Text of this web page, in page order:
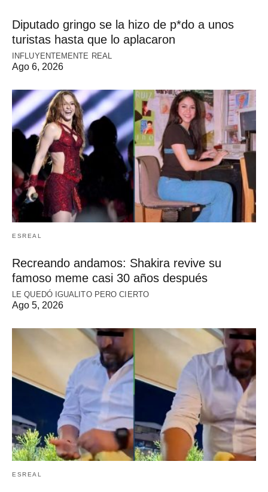
Diputado gringo se la hizo de p*do a unos
turistas hasta que lo aplacaron
INFLUYENTEMENTE REAL
Ago 6, 2026
ESREAL
Recreando andamos: Shakira revive su
famoso meme casi 30 años después
LE QUEDÓ IGUALITO PERO CIERTO
Ago 5, 2026
ESREAL